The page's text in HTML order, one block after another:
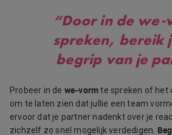
“Door in de we-
spreken, bereik
begrip van je
Probeer in de we-vormte spreken of het
om te laten zien dat jullie een team
ervoor dat je partner nadenkt over je
zichzelf zo snel mogelijk verdedigen.